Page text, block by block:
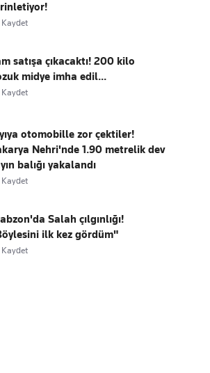
Kaydet
satışa çıkacaktı! 200 kilo
midye imha edil...
Kaydet
otomobille zor çektiler!
Nehri'nde 1.90 metrelik dev
balığı yakalandı
Kaydet
Salah çılgınlığı!
ilk kez gördüm"
Kaydet